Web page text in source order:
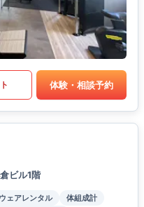
体験・相談予約
ビル1階
ウェアレンタル
体組成計